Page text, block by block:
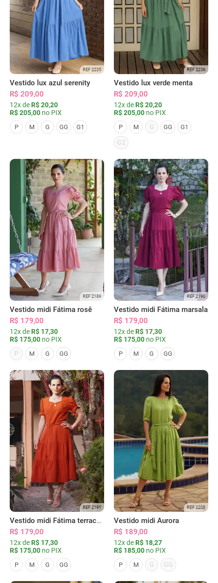
REF 2235
Vestido lux azul serenity
R$ 209,00
12x de R$ 20,20
R$ 205,00 no PIX
P M G GG G1
REF 2236
Vestido lux verde menta
R$ 209,00
12x de R$ 20,20
R$ 205,00 no PIX
P M G GG G1
G2
REF 2189
Vestido midi Fátima rosê
R$ 179,00
12x de R$ 17,30
R$ 175,00 no PIX
P
M G GG
REF 2190
Vestido midi Fátima marsala
R$ 179,00
12x de R$ 17,30
R$ 175,00 no PIX
P M G GG
REF 2191
Vestido midi Fátima terracota
R$ 179,00
12x de R$ 17,30
R$ 175,00 no PIX
P M G GG
REF 2208
Vestido midi Aurora
R$ 189,00
12x de R$ 18,27
R$ 185,00 no PIX
P M G GG